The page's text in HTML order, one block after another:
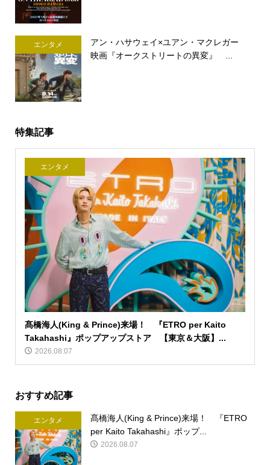
エンタメ
アン・ハサウェイ×ユアン・マクレガー
映画『オークストリートの異変』 ...
特集記事
エンタメ
髙橋海人(King & Prince)来場！ 『ETRO per Kaito
Takahashi』ポップアップストア 【東京＆大阪】...
2026.08.07
おすすめ記事
エンタメ
髙橋海人(King & Prince)来場！ 『ETRO
per Kaito Takahashi』ポップ...
2026.08.07